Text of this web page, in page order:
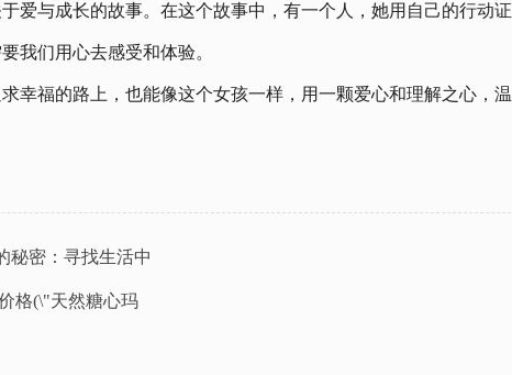
爱与成长的故事。在这个故事中，有一个人，她用自己的行动
我们用心去感受和体验。
幸福的路上，也能像这个女孩一样，用一颗爱心和理解之心，温
秘密：寻找生活中
格(\"天然糖心玛